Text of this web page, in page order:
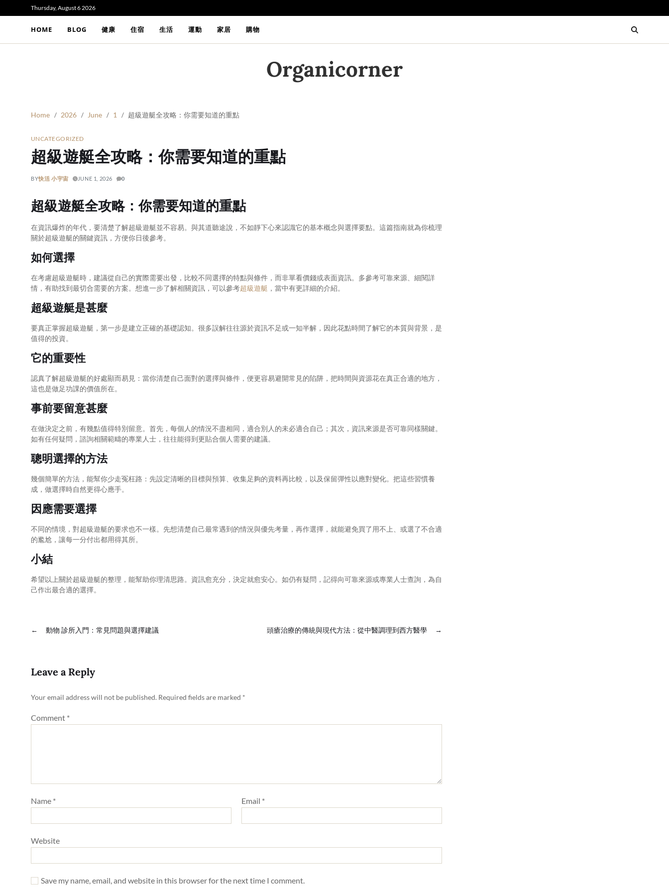
Thursday, August 6 2026
HOME BLOG 健康 住宿 生活 運動 家居 購物
Organicorner
Home 2026 June 1 超級遊艇全攻略：你需要知道的重點
UNCATEGORIZED
超級遊艇全攻略：你需要知道的重點
BY快活 小宇宙 JUNE 1, 2026 0
超級遊艇全攻略：你需要知道的重點
在資訊爆炸的年代，要清楚了解超級遊艇並不容易。與其道聽途說，不如靜下心來認識它的基本概念與選擇要點。這篇指南就為你梳理
關於超級遊艇的關鍵資訊，方便你日後參考。
如何選擇
在考慮超級遊艇時，建議從自己的實際需要出發，比較不同選擇的特點與條件，而非單看價錢或表面資訊。多參考可靠來源、細閱詳
情，有助找到最切合需要的方案。想進一步了解相關資訊，可以參考超級遊艇 ，當中有更詳細的介紹。
超級遊艇是甚麼
要真正掌握超級遊艇，第一步是建立正確的基礎認知。很多誤解往往源於資訊不足或一知半解，因此花點時間了解它的本質與背景，是
值得的投資。
它的重要性
認真了解超級遊艇的好處顯而易見：當你清楚自己面對的選擇與條件，便更容易避開常見的陷阱，把時間與資源花在真正合適的地方，
這也是做足功課的價值所在。
事前要留意甚麼
在做決定之前，有幾點值得特別留意。首先，每個人的情況不盡相同，適合別人的未必適合自己；其次，資訊來源是否可靠同樣關鍵。
如有任何疑問，諮詢相關範疇的專業人士，往往能得到更貼合個人需要的建議。
聰明選擇的方法
幾個簡單的方法，能幫你少走冤枉路：先設定清晰的目標與預算、收集足夠的資料再比較，以及保留彈性以應對變化。把這些習慣養
成，做選擇時自然更得心應手。
因應需要選擇
不同的情境，對超級遊艇的要求也不一樣。先想清楚自己最常遇到的情況與優先考量，再作選擇，就能避免買了用不上、或選了不合適
的尷尬，讓每一分付出都用得其所。
小結
希望以上關於超級遊艇的整理，能幫助你理清思路。資訊愈充分，決定就愈安心。如仍有疑問，記得向可靠來源或專業人士查詢，為自
己作出最合適的選擇。
← 動物 診所入門：常見問題與選擇建議 →
頭瘡治療的傳統與現代方法：從中醫調理到西方醫學
Leave a Reply
Your email address will not be published. Required fields are marked *
Comment *
Name * Email *
Website
Save my name, email, and website in this browser for the next time I comment.